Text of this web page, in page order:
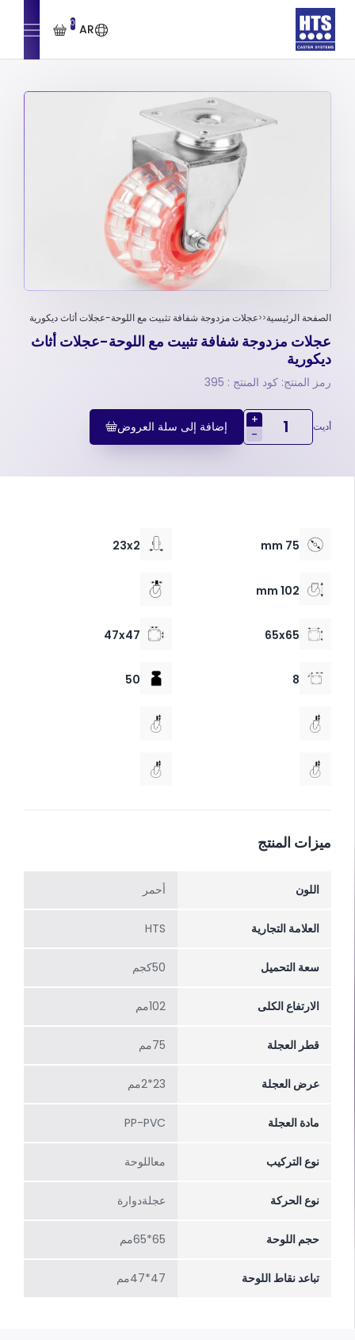
AR
0
الصفحة الرئيسية عجلات مزدوجة شفافة تثبیت مع اللوحة-عجلات أثاث ديكورية
عجلات مزدوجة شفافة تثبیت مع اللوحة-عجلات أثاث
ديكورية
رمز المنتج: كود المنتج : 395
أديت
+
-
إضافة إلى سلة العروض
75 mm
23x2
102 mm
65x65
47x47
8
50
ميزات المنتج
اللون أحمر
العلامة التجارية HTS
سعة التحميل 50كجم
الارتفاع الکلی 102مم
قطر العجلة 75مم
عرض العجلة 23*2مم
مادة العجلة PP-PVC
نوع التركيب معاللوحة
نوع الحركة عجلةدوارة
حجم اللوحة 65*65مم
تباعد نقاط اللوحة 47*47مم